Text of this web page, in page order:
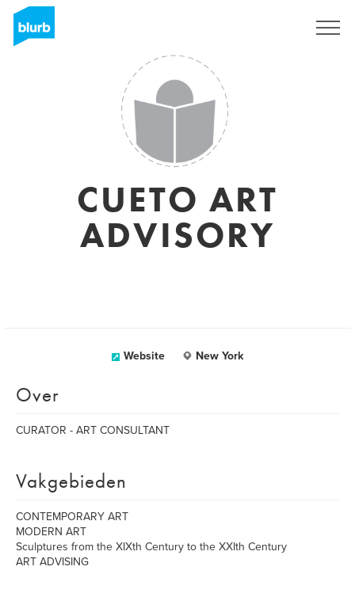
CUETO ART
ADVISORY
Website New York
Over
CURATOR - ART CONSULTANT
Vakgebieden
CONTEMPORARY ART
MODERN ART
Sculptures from the XIXth Century to the XXIth Century
ART ADVISING